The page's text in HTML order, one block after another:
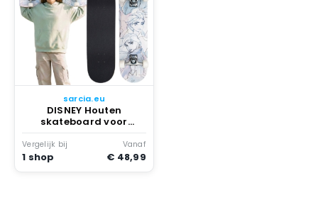
sarcia.eu
DISNEY Houten
skateboard voor
kinderen groot 79 cm
antislipboard stabiel
tot 80 kg Veelkleurig
Vergelijk bij
1 shop
Vanaf
€ 48,99